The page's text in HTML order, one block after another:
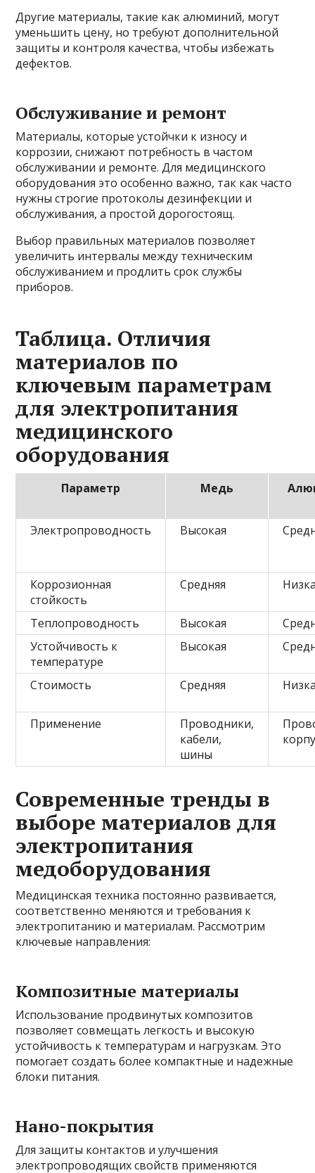
Другие материалы, такие как алюминий, могут
уменьшить цену, но требуют дополнительной
защиты и контроля качества, чтобы избежать
дефектов.
Обслуживание и ремонт
Материалы, которые устойчки к износу и
коррозии, снижают потребность в частом
обслуживании и ремонте. Для медицинского
оборудования это особенно важно, так как часто
нужны строгие протоколы дезинфекции и
обслуживания, а простой дорогостоящ.
Выбор правильных материалов позволяет
увеличить интервалы между техническим
обслуживанием и продлить срок службы
приборов.
Таблица. Отличия
материалов по
ключевым параметрам
для электропитания
медицинского
оборудования
Параметр Медь
Электропроводность Высокая
Коррозионная
стойкость
Средняя
Теплопроводность Высокая
Устойчивость к
температуре
Высокая
Стоимость Средняя
Применение
Проводники,
кабели,
шины
Современные тренды в
выборе материалов для
электропитания
медоборудования
Медицинская техника постоянно развивается,
соответственно меняются и требования к
электропитанию и материалам. Рассмотрим
ключевые направления:
Композитные материалы
Использование продвинутых композитов
позволяет совмещать легкость и высокую
устойчивость к температурам и нагрузкам. Это
помогает создать более компактные и надежные
блоки питания.
Нано-покрытия
Для защиты контактов и улучшения
электропроводящих свойств применяются